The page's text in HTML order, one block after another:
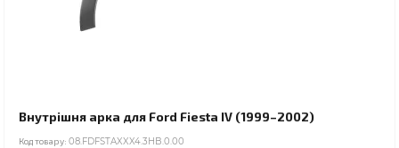
Внутрішня арка для Ford Fiesta IV (1999–2002)
Код товару: 08.FDFSTAXXX4.3HB.0.00